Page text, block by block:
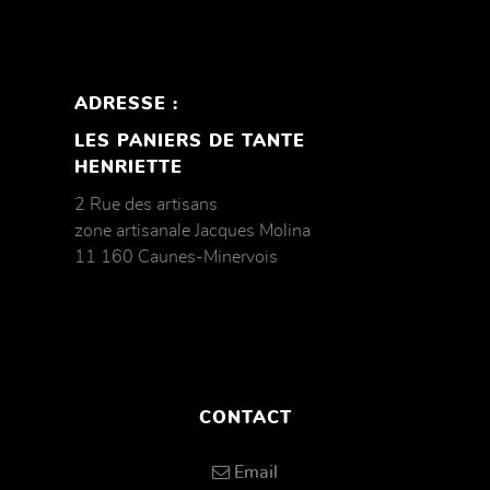
ADRESSE :
LES PANIERS DE TANTE
HENRIETTE
2 Rue des artisans
zone artisanale Jacques Molina
11 160 Caunes-Minervois
CONTACT
Email